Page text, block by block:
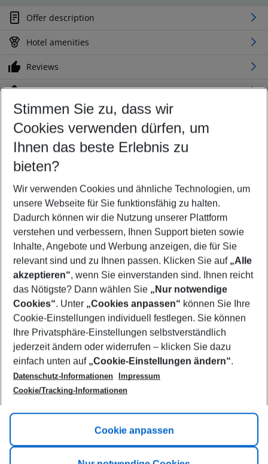
Offer description
Hotel amenities
Reviews
Location
Customize your offer
Find the perfect deal which suits your best
Your departure airport
Any airport
Select your date range
11/08/26–09/08/27 5-8 nights
Who will travel
2 adults No children
Show more filter
Footer
Footer navigation
Title A
Link A
Stimmen Sie zu, dass wir
Cookies verwenden dürfen, um
Ihnen das beste Erlebnis zu
bieten?
Wir verwenden Cookies und ähnliche Technologien, um
unsere Webseite für Sie funktionsfähig zu halten.
Dadurch können wir die Nutzung unserer Plattform
verstehen und verbessern, Ihnen Support bieten sowie
Inhalte, Angebote und Werbung anzeigen, die für Sie
relevant sind und zu Ihnen passen. Klicken Sie auf „Alle
akzeptieren“, wenn Sie einverstanden sind. Ihnen reicht
das Nötigste? Dann wählen Sie „Nur notwendige
Cookies“. Unter „Cookies anpassen“ können Sie Ihre
Cookie-Einstellungen individuell festlegen. Sie können
Ihre Privatsphäre-Einstellungen selbstverständlich
jederzeit ändern oder widerrufen – klicken Sie dazu
einfach unten auf „Cookie-Einstellungen ändern“.
Datenschutz-Informationen
Impressum
Cookie/Tracking-Informationen
Cookie anpassen